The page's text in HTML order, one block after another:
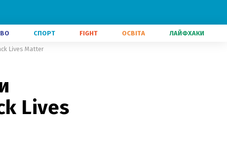
СПОРТ FIGHT ОСВІТА ЛАЙФХАКИ
Lives Matter
Lives